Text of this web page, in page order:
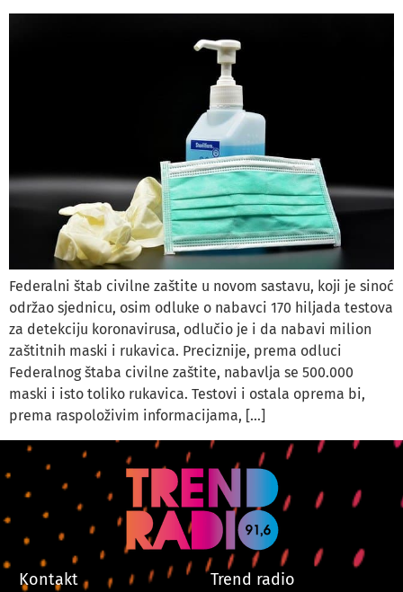
Federalni štab civilne zaštite u novom sastavu, koji je sinoć
održao sjednicu, osim odluke o nabavci 170 hiljada testova
za detekciju koronavirusa, odlučio je i da nabavi milion
zaštitnih maski i rukavica. Preciznije, prema odluci
Federalnog štaba civilne zaštite, nabavlja se 500.000
maski i isto toliko rukavica. Testovi i ostala oprema bi,
prema raspoloživim informacijama, […]
Kontakt Trend radio